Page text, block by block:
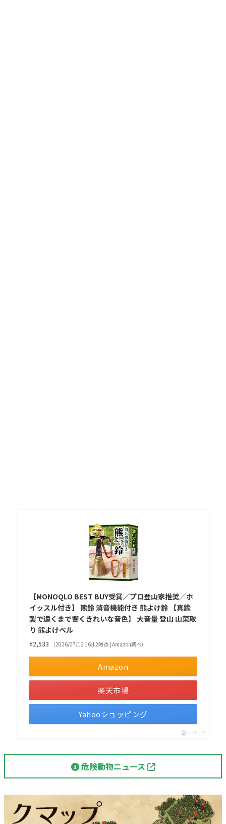
【MONOQLO BEST BUY受賞／プロ登山家推奨／ホ
イッスル付き】 熊鈴 消音機能付き 熊よけ鈴 【真鍮
製で遠くまで響くきれいな音色】 大音量 登山 山菜取
り 熊よけベル
¥2,533 （2026/07/12 16:12時点 | Amazon調べ）
Amazon
楽天市場
Yahooショッピング
ポチップ
危険動物ニュース